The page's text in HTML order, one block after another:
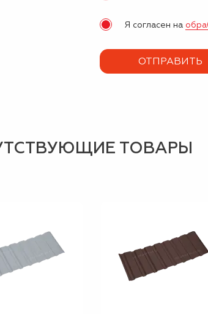
Я согласен на
ТОВАРЫ